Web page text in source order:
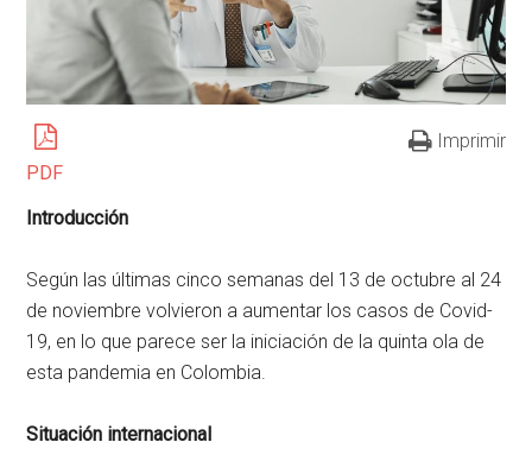
PDF
Imprimir
Introducción
Según las últimas cinco semanas del 13 de octubre al 24
de noviembre volvieron a aumentar los casos de Covid-
19, en lo que parece ser la iniciación de la quinta ola de
esta pandemia en Colombia.
Situación internacional